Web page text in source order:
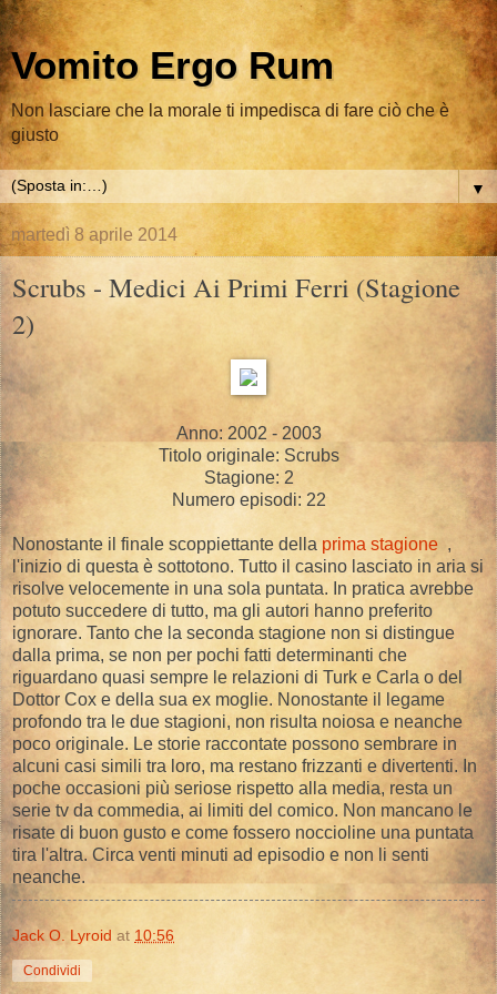
Vomito Ergo Rum
Non lasciare che la morale ti impedisca di fare ciò che è
giusto
▼
martedì 8 aprile 2014
Scrubs - Medici Ai Primi Ferri (Stagione
2)
Anno: 2002 - 2003
Titolo originale: Scrubs
Stagione: 2
Numero episodi: 22
Nonostante il finale scoppiettante della prima stagione ,
l'inizio di questa è sottotono. Tutto il casino lasciato in aria si
risolve velocemente in una sola puntata. In pratica avrebbe
potuto succedere di tutto, ma gli autori hanno preferito
ignorare. Tanto che la seconda stagione non si distingue
dalla prima, se non per pochi fatti determinanti che
riguardano quasi sempre le relazioni di Turk e Carla o del
Dottor Cox e della sua ex moglie. Nonostante il legame
profondo tra le due stagioni, non risulta noiosa e neanche
poco originale. Le storie raccontate possono sembrare in
alcuni casi simili tra loro, ma restano frizzanti e divertenti. In
poche occasioni più seriose rispetto alla media, resta un
serie tv da commedia, ai limiti del comico. Non mancano le
risate di buon gusto e come fossero noccioline una puntata
tira l'altra. Circa venti minuti ad episodio e non li senti
neanche.
Jack O. Lyroid at 10:56
Condividi